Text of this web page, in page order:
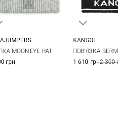
MOONEYE HAT
грн
KANGOL
ПОВ'ЯЗКА
1 610 грн2 300